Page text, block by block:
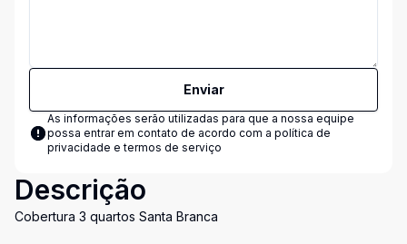
Enviar
As informações serão utilizadas para que a nossa equipe
possa entrar em contato de acordo com a política de
privacidade e termos de serviço
Descrição
Cobertura 3 quartos Santa Branca